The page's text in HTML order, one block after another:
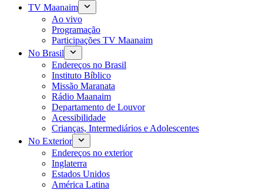
TV Maanaim
Ao vivo
Programação
Participações TV Maanaim
No Brasil
Endereços no Brasil
Instituto Bíblico
Missão Maranata
Rádio Maanaim
Departamento de Louvor
Acessibilidade
Crianças, Intermediários e Adolescentes
No Exterior
Endereços no exterior
Inglaterra
Estados Unidos
América Latina